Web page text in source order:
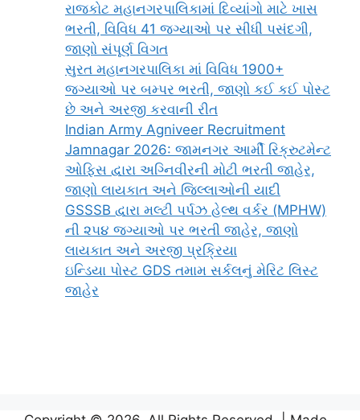
રાજકોટ મહાનગરપાલિકામાં દિવ્યાંગો માટે ખાસ
ભરતી, વિવિધ 41 જગ્યાઓ પર સીધી પસંદગી,
જાણો સંપૂર્ણ વિગત
સુરત મહાનગરપાલિકા માં વિવિધ 1900+
જગ્યાઓ પર બમ્પર ભરતી, જાણો કઈ કઈ પોસ્ટ
છે અને અરજી કરવાની રીત
Indian Army Agniveer Recruitment
Jamnagar 2026: જામનગર આર્મી રિક્રુટમેન્ટ
ઓફિસ દ્વારા અગ્નિવીરની મોટી ભરતી જાહેર,
જાણો લાયકાત અને જિલ્લાઓની યાદી
GSSSB દ્વારા મલ્ટી પર્પઝ હેલ્થ વર્કર (MPHW)
ની ૨૫૪ જગ્યાઓ પર ભરતી જાહેર, જાણો
લાયકાત અને અરજી પ્રક્રિયા
ઇન્ડિયા પોસ્ટ GDS તમામ સર્કલનું મેરિટ લિસ્ટ
જાહેર